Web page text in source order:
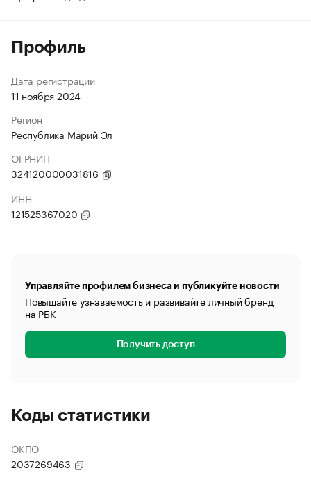
Профиль
Дата регистрации
11 ноября 2024
Регион
Республика Марий Эл
ОГРНИП
324120000031816
ИНН
121525367020
Управляйте профилем бизнеса и публикуйте новости
Повышайте узнаваемость и развивайте личный бренд
на РБК
Получить доступ
Коды статистики
ОКПО
2037269463